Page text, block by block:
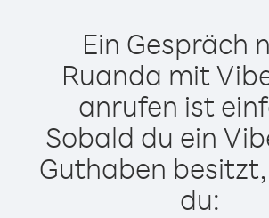
Ein Gespräch
Ruanda mit
anrufen ist
Sobald du ein
Guthaben
du: